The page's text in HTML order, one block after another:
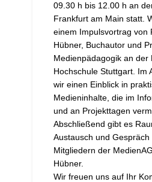
09.30 h bis 12.00 h an
Frankfurt am Main statt.
einem Impulsvortrag von
Hübner, Buchautor und
Medienpädagogik an der
Hochschule Stuttgart. Im
wir einen Einblick in
Medieninhalte, die im
und an Projekttagen
Abschließend gibt es
Austausch und Gespräch
Mitgliedern der
Hübner.
Wir freuen uns auf Ihr